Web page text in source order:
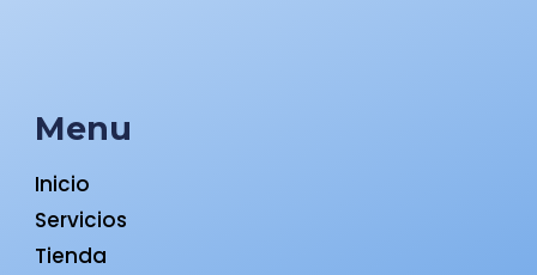
Menu
Inicio
Servicios
Tienda